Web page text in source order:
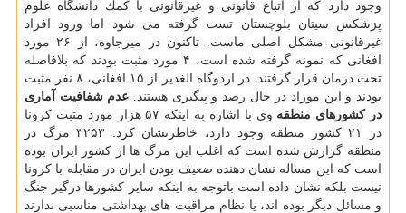
وجود دارد كه از اتباع قانونی و غیرقانونی با كمك دانشگاه علوم
پزشكس سیتان بلوچستان تست گرفته می شود اما ورود افراد
غیرقانونی مشكل اصلی ماست. تاكنون در میرجاوه، از ۲۶ مورد
افغانی كه نمونه گرفته شده است، ۴ مورد مثبت بودند كه بلافاصله
تحت درمان قرار گرفتند. در اردوگاه الغدیر از ۱۵ افغانی، ۸ نفر مثبت
بودند و این موراد در حال رصد و پیگیری هستند. عدم شفافیت آماری
در كشورهای منطقه
وی با اشاره به اینكه ۵۷ هزار مورد مثبت كرونا
در ۲۱ كشور منطقه وجود دارد، خاطرنشان كرد: ۳۲۵۳ مرگ در
منطقه گزارش شده است كه اغلب این مرگ ها از كشور ایران بوده
است كه این مساله نشان دهنده ضعیف بودن ایران در مقابله با كرونا
نیست بلكه نشان داده است باتوجه به اینكه سایر كشورها درگیر جنگ
و مسائل دیگر بوده اند، یا نظام مراقبت های بهداشتی مناسبی ندارند